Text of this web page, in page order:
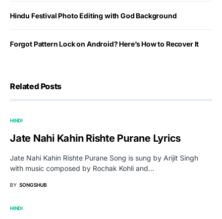
Hindu Festival Photo Editing with God Background
Forgot Pattern Lock on Android? Here’s How to Recover It
Related Posts
HINDI
Jate Nahi Kahin Rishte Purane Lyrics
Jate Nahi Kahin Rishte Purane Song is sung by Arijit Singh
with music composed by Rochak Kohli and…
BY SONGSHUB
HINDI